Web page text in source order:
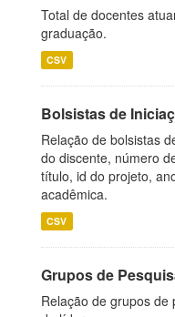
Total de docentes
graduação.
CSV
Bolsistas de
Relação de bolsistas
do discente, número
título, id do projeto,
acadêmica.
CSV
Grupos de
Relação de grupos